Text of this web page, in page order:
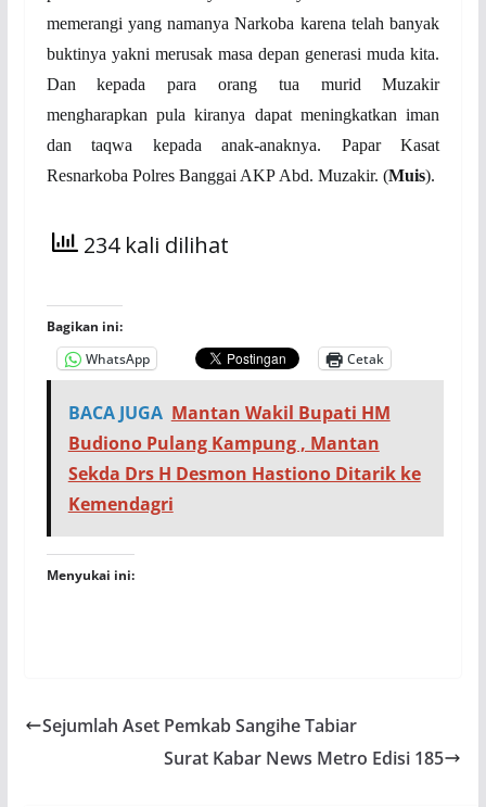
memerangi yang namanya Narkoba karena telah banyak
buktinya yakni merusak masa depan generasi muda kita.
Dan kepada para orang tua murid Muzakir
mengharapkan pula kiranya dapat meningkatkan iman
dan taqwa kepada anak-anaknya. Papar Kasat
Resnarkoba Polres Banggai AKP Abd. Muzakir. (Muis).
234 kali dilihat
Bagikan ini:
WhatsApp
Cetak
BACA JUGA Mantan Wakil Bupati HM
Budiono Pulang Kampung , Mantan
Sekda Drs H Desmon Hastiono Ditarik ke
Kemendagri
Menyukai ini:
Sejumlah Aset Pemkab Sangihe Tabiar
Surat Kabar News Metro Edisi 185